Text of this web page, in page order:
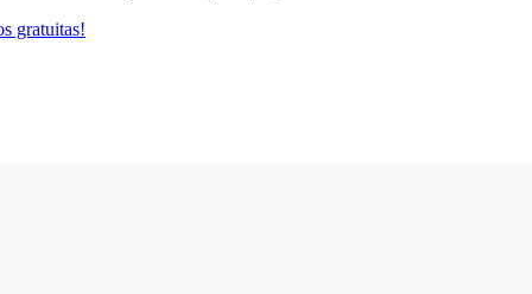
gratuitas!